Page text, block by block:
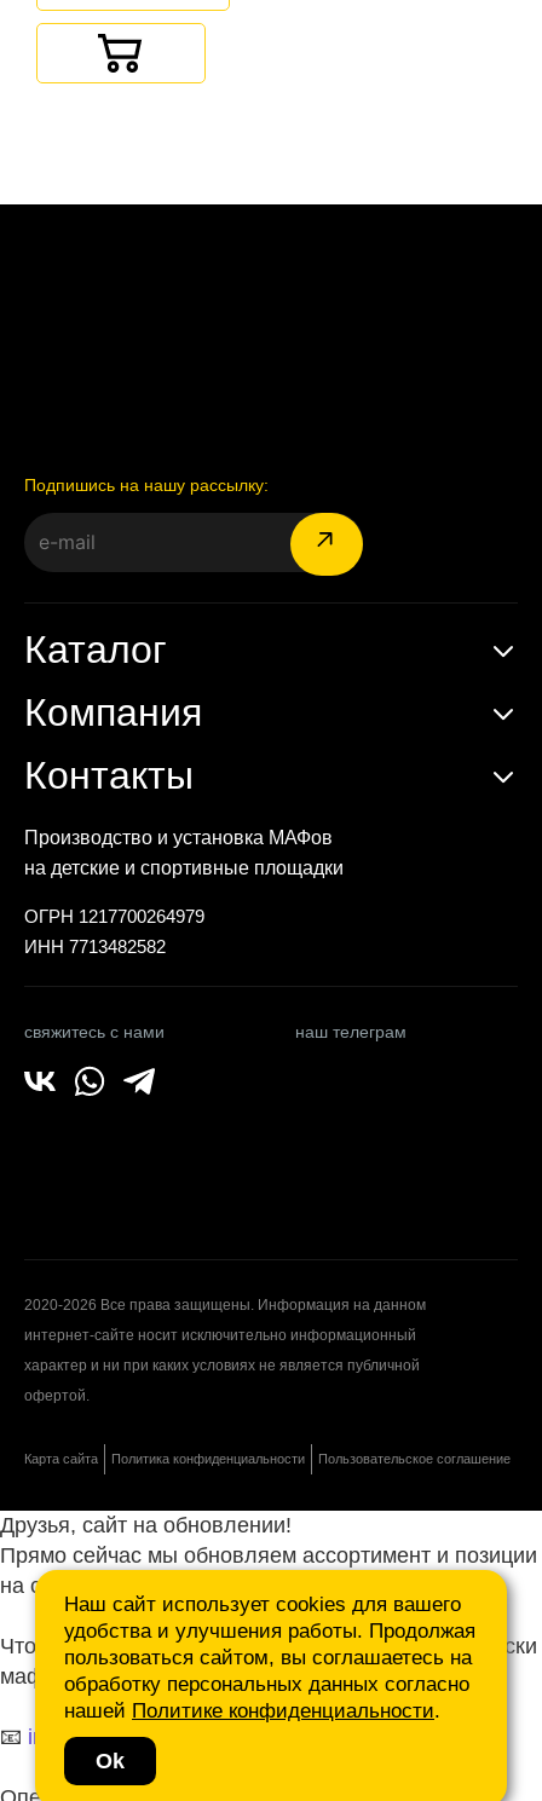
Подпишись на нашу рассылку:
Производство и установка МАФов
на детские и спортивные площадки
ОГРН 1217700264979
ИНН 7713482582
свяжитесь с нами наш телеграм
Каталог
Компания
Контакты
2020-2026 Все права защищены. Информация на данном
интернет-сайте носит исключительно информационный
характер и ни при каких условиях не является публичной
офертой.
Карта сайта Политика конфиденциальности Пользовательское соглашение
Наш сайт использует cookies для вашего
удобства и улучшения работы. Продолжая
пользоваться сайтом, вы соглашаетесь на
обработку персональных данных согласно
нашей Политике конфиденциальности.
Ok
Друзья, сайт на обновлении!
Прямо сейчас мы обновляем ассортимент и позиции
на сайте.
Чтобы не ждать, присылайте ваши запросы и списки
маф нам на почту.
📧 info@mafmasterfibre.ru